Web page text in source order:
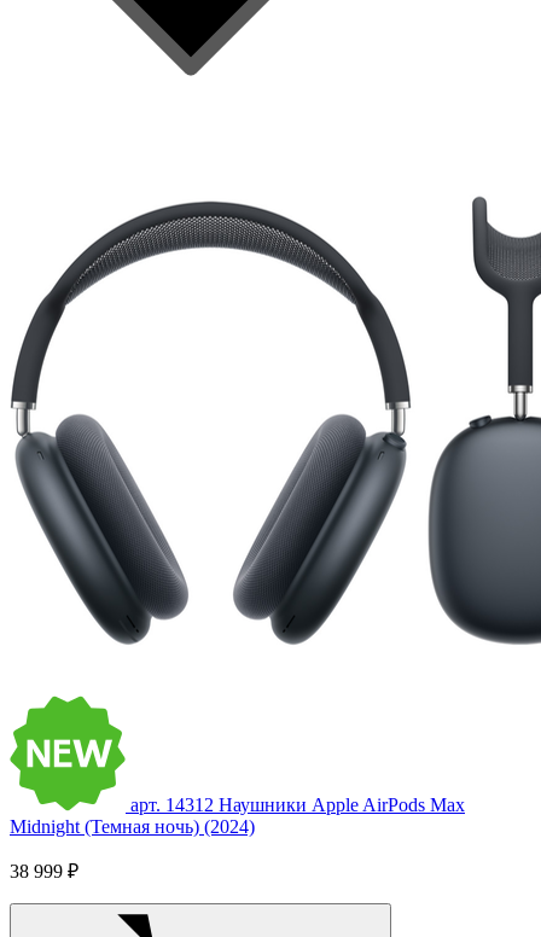
арт. 14312 Наушники Apple AirPods Max
Midnight (Темная ночь) (2024)
38 999 ₽